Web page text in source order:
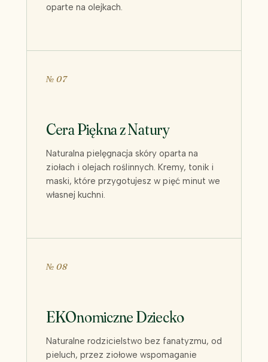
oparte na olejkach.
№ 07
Cera Piękna z Natury
Naturalna pielęgnacja skóry oparta na
ziołach i olejach roślinnych. Kremy, tonik i
maski, które przygotujesz w pięć minut we
własnej kuchni.
№ 08
EKOnomiczne Dziecko
Naturalne rodzicielstwo bez fanatyzmu, od
pieluch, przez ziołowe wspomaganie